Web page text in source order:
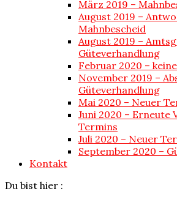
März 2019 –
August 2019 –
Mahnbescheid
August 2019 –
Güteverhandlung
Februar 2020 –
November 2019 –
Güteverhandlung
Mai 2020 – Neuer
Juni 2020 – Erneute
Termins
Juli 2020 – Neuer
September 2020 –
Kontakt
Du bist hier :